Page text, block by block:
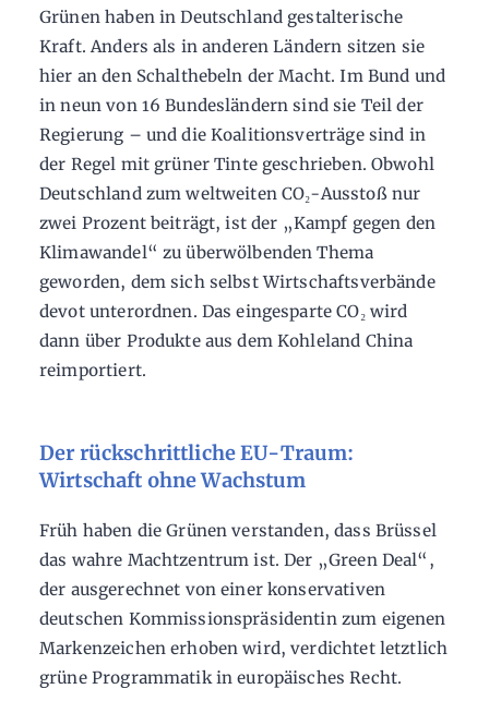
Grünen haben in Deutschland gestalterische
Kraft. Anders als in anderen Ländern sitzen sie
hier an den Schalthebeln der Macht. Im Bund und
in neun von 16 Bundesländern sind sie Teil der
Regierung – und die Koalitionsverträge sind in
der Regel mit grüner Tinte geschrieben. Obwohl
Deutschland zum weltweiten CO₂-Ausstoß nur
zwei Prozent beiträgt, ist der „Kampf gegen den
Klimawandel“ zu überwölbenden Thema
geworden, dem sich selbst Wirtschaftsverbände
devot unterordnen. Das eingesparte CO₂ wird
dann über Produkte aus dem Kohleland China
reimportiert.
Der rückschrittliche EU-Traum:
Wirtschaft ohne Wachstum
Früh haben die Grünen verstanden, dass Brüssel
das wahre Machtzentrum ist. Der „Green Deal“,
der ausgerechnet von einer konservativen
deutschen Kommissionspräsidentin zum eigenen
Markenzeichen erhoben wird, verdichtet letztlich
grüne Programmatik in europäisches Recht.